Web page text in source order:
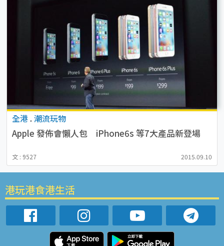
全港 . 潮流玩物
Apple 發佈會懶人包 iPhone6s 等7大產品新登場
文 : 9527 2015.09.10
港玩港食港生活